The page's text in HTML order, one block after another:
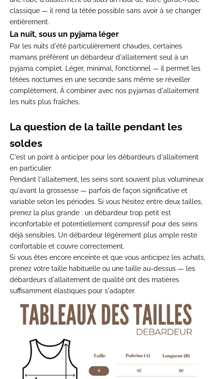
classique — il rend la tétée possible sans avoir à se changer
entièrement.
La nuit, sous un pyjama léger
Par les nuits d'été particulièrement chaudes, certaines
mamans préfèrent un débardeur d'allaitement seul à un
pyjama complet. Léger, minimal, fonctionnel — il permet les
tétées nocturnes en une seconde sans même se réveiller
complètement. À combiner avec nos pyjamas d'allaitement
les nuits plus fraîches.
La question de la taille pendant les
soldes
C'est un point à anticiper pour les débardeurs d'allaitement
en particulier.
Pendant l'allaitement, les seins sont souvent plus volumineux
qu'avant la grossesse — parfois de façon significative et
variable selon les périodes. Si vous hésitez entre deux tailles,
prenez la plus grande : un débardeur trop petit est
inconfortable et potentiellement compressif pour des seins
déjà sensibles. Un débardeur légèrement plus ample reste
confortable et couvre correctement.
Si vous êtes encore enceinte et que vous anticipez les achats,
prenez votre taille habituelle ou une taille au-dessus — les
débardeurs d'allaitement de qualité ont des matières
suffisamment élastiques pour s'adapter.